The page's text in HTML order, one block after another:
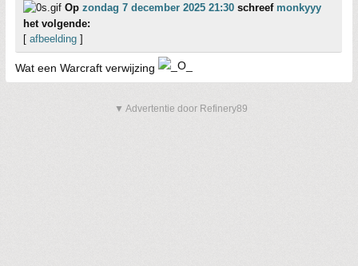
Op zondag 7 december 2025 21:30 schreef monkyyy
het volgende:
[ afbeelding ]
Wat een Warcraft verwijzing
▼ Advertentie door Refinery89